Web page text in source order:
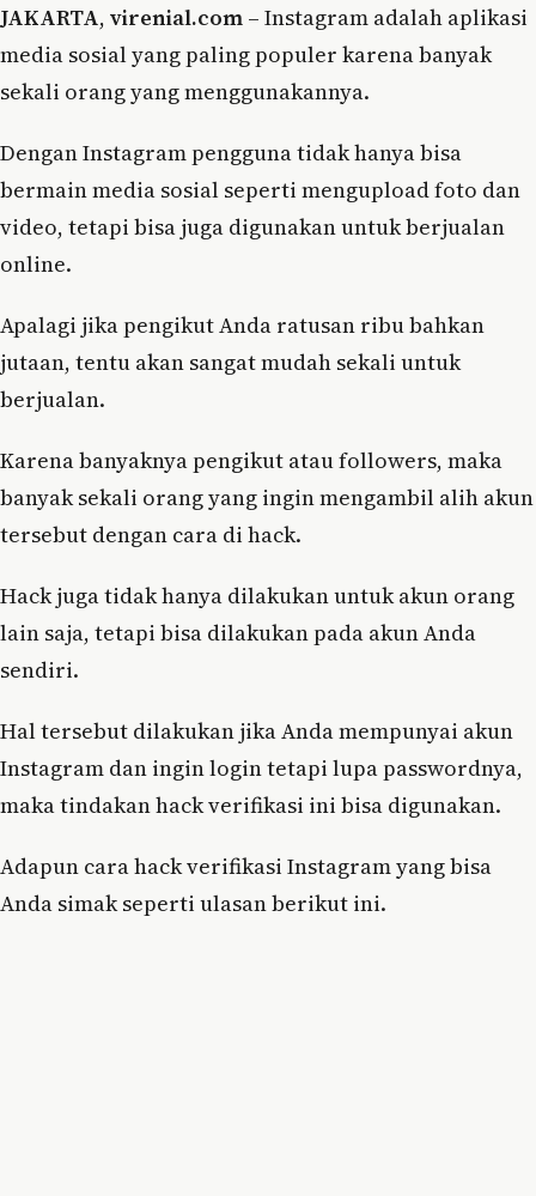
JAKARTA, virenial.com – Instagram adalah aplikasi
media sosial yang paling populer karena banyak
sekali orang yang menggunakannya.
Dengan Instagram pengguna tidak hanya bisa
bermain media sosial seperti mengupload foto dan
video, tetapi bisa juga digunakan untuk berjualan
online.
Apalagi jika pengikut Anda ratusan ribu bahkan
jutaan, tentu akan sangat mudah sekali untuk
berjualan.
Karena banyaknya pengikut atau followers, maka
banyak sekali orang yang ingin mengambil alih akun
tersebut dengan cara di hack.
Hack juga tidak hanya dilakukan untuk akun orang
lain saja, tetapi bisa dilakukan pada akun Anda
sendiri.
Hal tersebut dilakukan jika Anda mempunyai akun
Instagram dan ingin login tetapi lupa passwordnya,
maka tindakan hack verifikasi ini bisa digunakan.
Adapun cara hack verifikasi Instagram yang bisa
Anda simak seperti ulasan berikut ini.